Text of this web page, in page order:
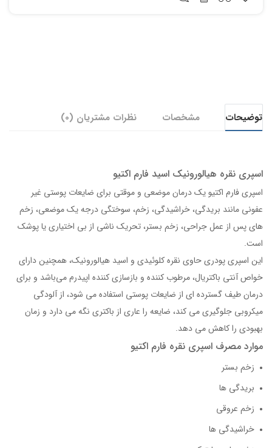
توضیحات مشخصات نظرات مشتریان (0)
اسپری نقره هیالورونیک اسید فارم اکتیو
اسپری فارم اکتیو یک درمان موضعی و موقتی برای ضایعات پوستی غیر
عفونی مانند بریدگی، خراشیدگی، زخم، سوختگی درجه یک موضعی، زخم
های پس از عمل جراحی، زخم بستر، تحریک ناشی از بی اختیاری یا پوشک
است.
این اسپری پودری حاوی نقره کلوئیدی و اسید هیالورونیک، همچنین دارای
خواص آنتی باکتریال، مرطوب کننده و بازسازی کننده اپیدرم می‌باشد و برای
درمان طیف گسترده ای از ضایعات پوستی استفاده می شود، از آلودگی
میکروبی جلوگیری می کند، ضایعه را عاری از باکتری نگه می دارد و زمان
بهبودی را کاهش می دهد.
موارد مصرف اسپری نقره فارم اکتیو
زخم بستر
بریدگی ها
زخم عروقی
خراشیدگی ها